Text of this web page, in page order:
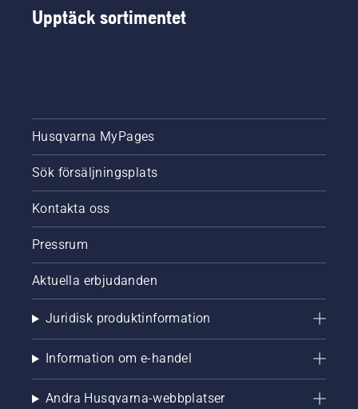
vid arbete med mindre häckar och regelbunden
trimning, medan kraftfullare batteridrivna
Sladdlös frihet och enkel förflyttning
Lägre ljudnivåer för användning i bostadsmiljöer
Pålitlig klippstyrka för olika typer av häckar
Viktiga funktioner att tänka på
Upptäck sortimentet
Husqvarna MyPages
Sök försäljningsplats
Kontakta oss
Pressrum
Aktuella erbjudanden
Juridisk produktinformation
Information om e-handel
Andra Husqvarna-webbplatser